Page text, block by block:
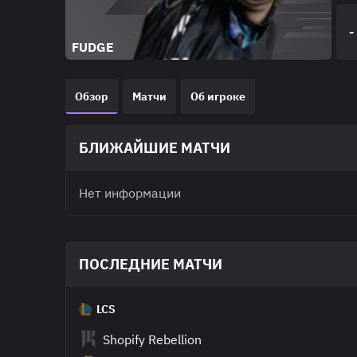
FUDGE
-
Обзор Матчи Об игроке
БЛИЖАЙШИЕ МАТЧИ
Нет информации
ПОСЛЕДНИЕ МАТЧИ
LCS
Shopify Rebellion